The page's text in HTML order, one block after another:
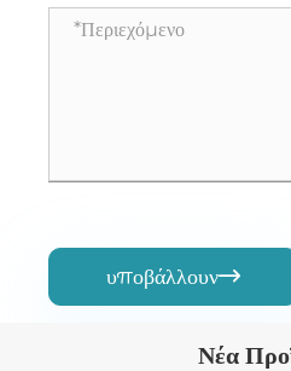
υποβάλλουν
Νέα